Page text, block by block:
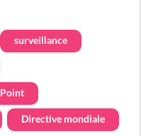
surveillance
Point
Directive mondiale